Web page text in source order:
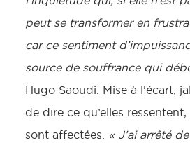
peut se transformer en
car ce sentiment
source de souffrance qui
Hugo Saoudi. Mise à l’écart,
de dire ce qu’elles
sont affectées.
« J’ai arrêté